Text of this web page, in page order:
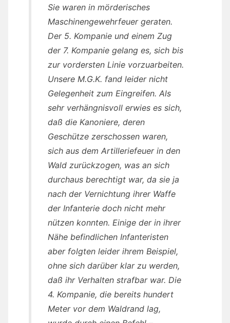
Sie waren in mörderisches
Maschinengewehrfeuer geraten.
Der 5. Kompanie und einem Zug
der 7. Kompanie gelang es, sich bis
zur vordersten Linie vorzuarbeiten.
Unsere M.G.K. fand leider nicht
Gelegenheit zum Eingreifen. Als
sehr verhängnisvoll erwies es sich,
daß die Kanoniere, deren
Geschütze zerschossen waren,
sich aus dem Artilleriefeuer in den
Wald zurückzogen, was an sich
durchaus berechtigt war, da sie ja
nach der Vernichtung ihrer Waffe
der Infanterie doch nicht mehr
nützen konnten. Einige der in ihrer
Nähe befindlichen Infanteristen
aber folgten leider ihrem Beispiel,
ohne sich darüber klar zu werden,
daß ihr Verhalten strafbar war. Die
4. Kompanie, die bereits hundert
Meter vor dem Waldrand lag,